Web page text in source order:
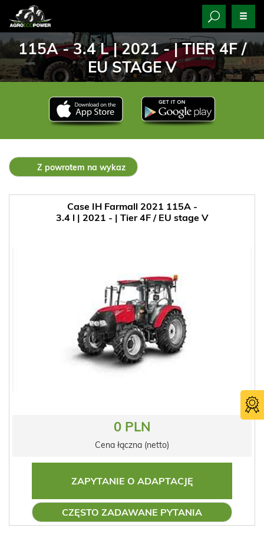
115A - 3.4 L | 2021 - | TIER 4F /
EU STAGE V
Z powrotem na wykaz
Case IH Farmall 2021 115A -
3.4 l | 2021 - | Tier 4F / EU stage V
0 PLN
Cena łączna (netto)
ZAPYTANIE O ADAPTACJĘ
CZĘSTO ZADAWANE PYTANIA